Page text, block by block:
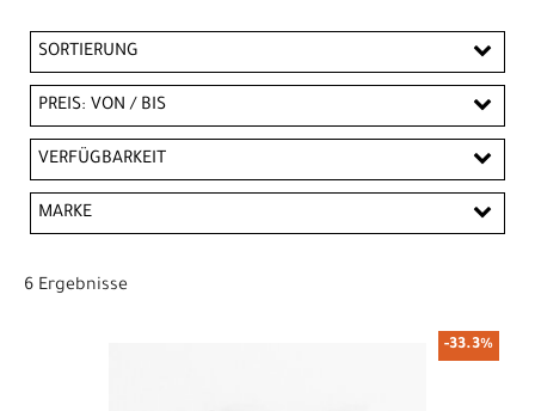
SORTIERUNG
PREIS: VON / BIS
CHF
VERFÜGBARKEIT
MARKE
6 Ergebnisse
-33.3%